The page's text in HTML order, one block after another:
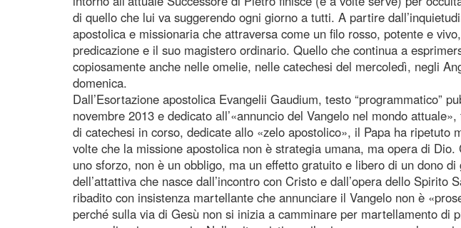
di quello che lui va suggerendo ogni giorno a tutti. A partire
apostolica e missionaria che attraversa come un filo rosso, potente e
predicazione e il suo magistero ordinario. Quello che continua a
copiosamente anche nelle omelie, nelle catechesi del mercoledì, negli
domenica.
Dall’Esortazione apostolica Evangelii Gaudium, testo “programmatico”
novembre 2013 e dedicato all’«annuncio del Vangelo nel mondo
di catechesi in corso, dedicate allo «zelo apostolico», il Papa ha ripetuto
volte che la missione apostolica non è strategia umana, ma opera di Dio.
uno sforzo, non è un obbligo, ma un effetto gratuito e libero di un dono di
dell’attattiva che nasce dall’incontro con Cristo e dall’opera dello Spirito
ribadito con insistenza martellante che annunciare il Vangelo non è
perché sulla via di Gesù non si inizia a camminare per martellamento di